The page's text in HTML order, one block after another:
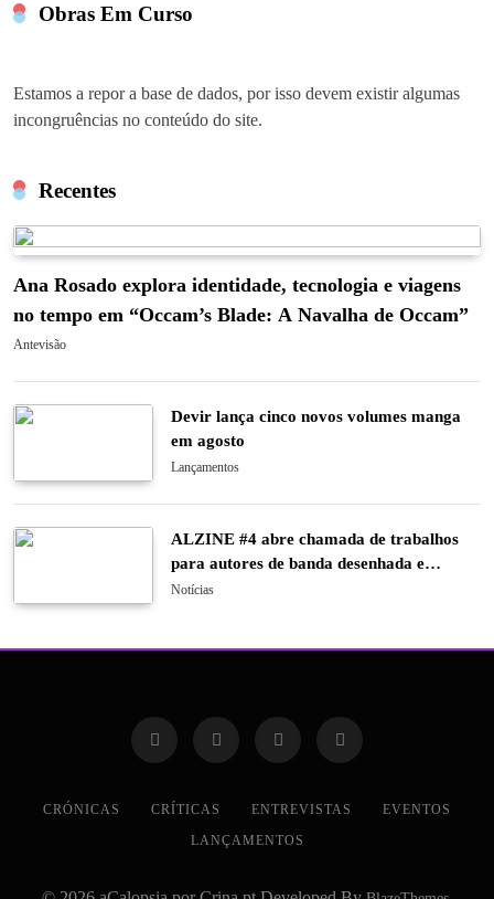
Obras Em Curso
Estamos a repor a base de dados, por isso devem existir algumas
incongruências no conteúdo do site.
Recentes
Ana Rosado explora identidade, tecnologia e viagens
no tempo em “Occam’s Blade: A Navalha de Occam”
Antevisão
Devir lança cinco novos volumes manga
em agosto
Lançamentos
ALZINE #4 abre chamada de trabalhos
para autores de banda desenhada e
ilustração
Notícias
CRÓNICAS CRÍTICAS ENTREVISTAS
EVENTOS
LANÇAMENTOS